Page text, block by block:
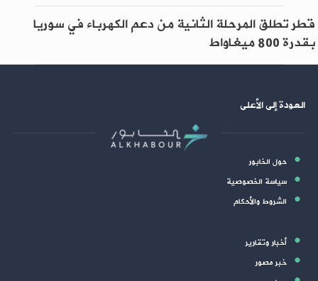
قطر تطلق المرحلة الثانية من دعم الكهرباء في سوريا
بقدرة 800 ميغاواط
العودة إلى الأعلى
حول الخابور
سياسة الخصوصية
الشروط والأحكام
أخبار وتقارير
خبر مصور